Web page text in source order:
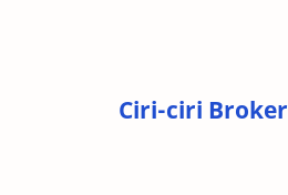
Ciri-ciri